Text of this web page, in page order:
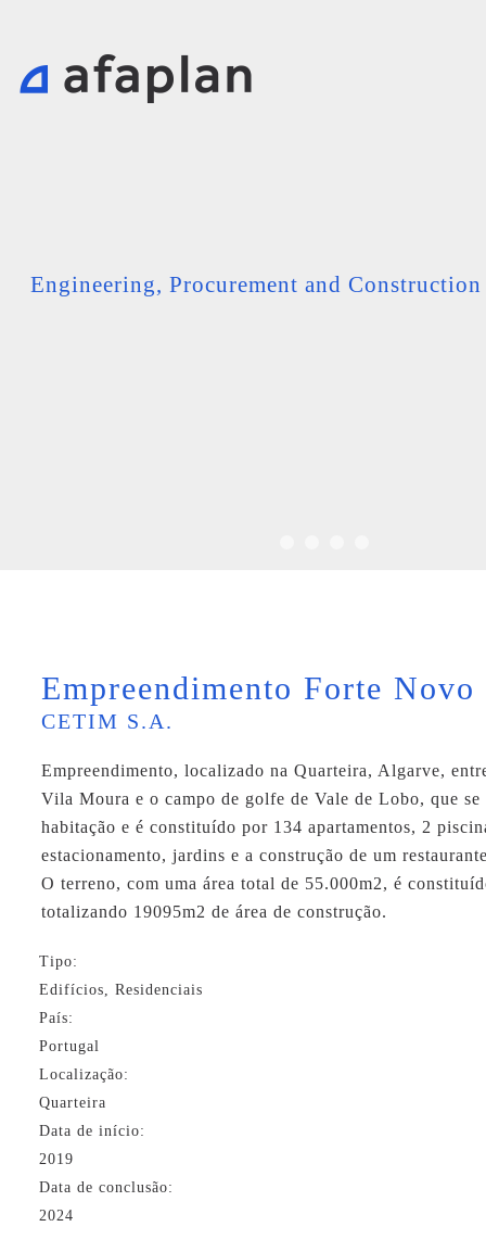
Engineering, Procurement and Construction
Empreendimento Forte Novo
CETIM S.A.
Empreendimento, localizado na Quarteira, Algarve,
Vila Moura e o campo de golfe de Vale de Lobo, que se
habitação e é constituído por 134 apartamentos, 2
estacionamento, jardins e a construção de um
O terreno, com uma área total de 55.000m2, é
totalizando 19095m2 de área de construção.
Tipo:
Edifícios, Residenciais
País:
Portugal
Localização:
Quarteira
Data de início:
2019
Data de conclusão:
2024